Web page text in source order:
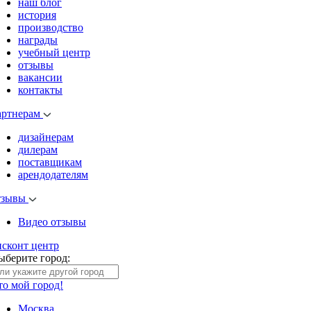
история
производство
награды
учебный центр
отзывы
вакансии
контакты
дизайнерам
дилерам
поставщикам
арендодателям
Видео отзывы
центр
город:
мой город!
Москва